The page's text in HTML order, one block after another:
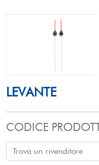
LEVANTE
CODICE